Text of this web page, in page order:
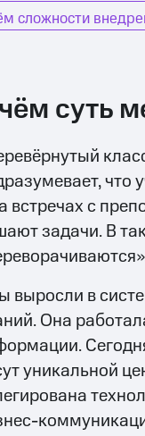
сложности
суть
что
встречах с
задачи. В
выросли в
Она
уникальной